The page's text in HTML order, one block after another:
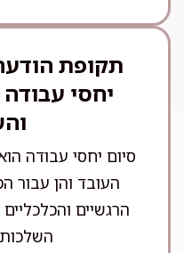
תקופת
יחסי
סיום יחסי עבודה
העובד והן עבור
הרגשיים